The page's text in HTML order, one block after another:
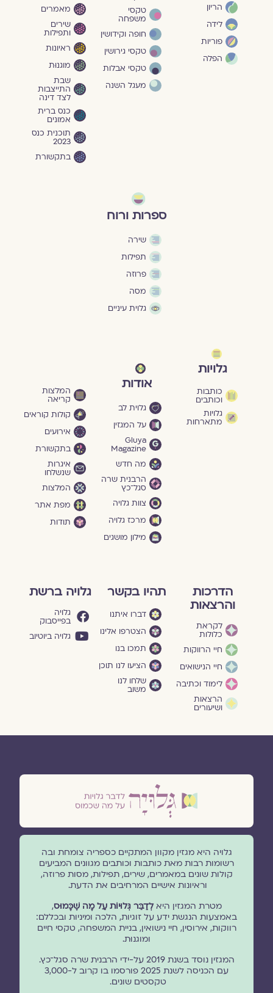
הריון
לידה
פוריות
הפלה
טקסי
משפחה
חופה וקידושין
טקסי גירושין
טקסי אבלות
מעגל השנה
מאמרים
שירים
ותפילות
ראיונות
מוגנוּת
שבת
התייצבות
לצד דינה
כנס ברית
אמונים
תוכנית כנס
2023
בתקשורת
ספרות ורוח
שירה
תפילות
פרוזה
מסה
גלוית עיניים
גלויות
כותבות
וכותבים
גלויות
מתארחות
אודות
גלוית לב
על המגזין
Gluya
Magazine
מה חדש
הרבנית שרה
סגל־כץ
צוות גלויה
מרכז גלויה
מילון מושגים
המלצות
קריאה
קולות קוראים
אירועים
בתקשורת
איגרות
שנשלחו
המלצות
מפת אתר
תודות
הדרכות
והרצאות
לקראת
כלולות
חיי הרווקות
חיי הנישואים
לימוד וכתיבה
הרצאות
ושיעורים
תהיו בקשר
דברו איתנו
הצטרפו אלינו
תמכו בנו
הציעו לנו תוכן
שלחו לנו
משוב
גלויה ברשת
גלויה
בפייסבוק
גלויה ביוטיוב
גלויה היא מגזין מקוון המתקיים כספריה צומחת ובה
רשומות רבות מאת כותבות וכותבים מגוונים המביעים
קולות שונים במאמרים, שירים, תפילות, מסות פרוזה,
וראיונות אישיים המרחיבים את הדעת.
מטרת המגזין היאלְדַבֵּר גְּלוּיוֹת עַל מָה שֶׁכָּמוּס,
באמצעות הנגשת ידע על זוגיות, הלכה ומיניות ובכללם:
רווקות, אירוסין, חיי נישואין, בניית המשפחה, טקסי חיים
ומוגנוּת.
המגזין נוסד בשנת 2019 על-ידי הרבנית שרה סגל־כץ.
עם הכניסה לשנת 2025 פורסמו בו קרוב ל-3,000
טקסטים שונים.